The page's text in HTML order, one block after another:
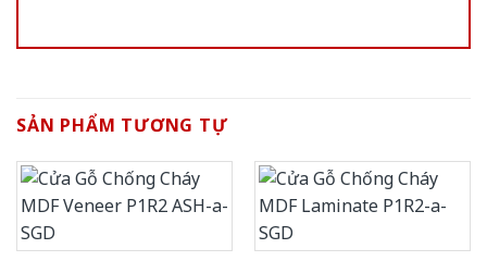
SẢN PHẨM TƯƠNG TỰ